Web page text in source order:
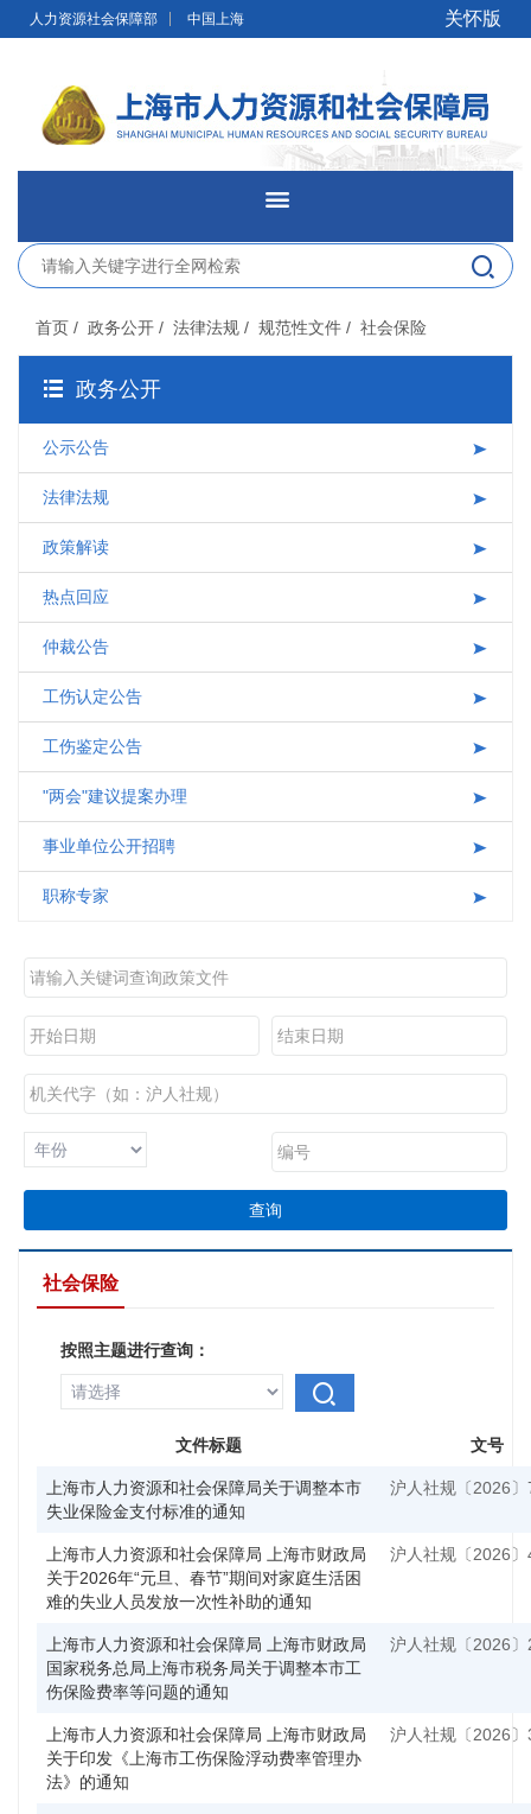
无障碍操作说明 跳转到网站导航区
人力资源社会保障部 中国上海 关怀版
网站首页
新闻发布
首页 / 政务公开 / 法律法规 / 规范性文件 / 社会保险
政务公开
公示公告
法律法规
政策解读
热点回应
仲裁公告
工伤认定公告
工伤鉴定公告
"两会"建议提案办理
事业单位公开招聘
职称专家
查询
社会保险
按照主题进行查询：
文件标题 文号
上海市人力资源和社会保障局关于调整本市
失业保险金支付标准的通知
沪人社规〔2026〕
上海市人力资源和社会保障局 上海市财政局
关于2026年“元旦、春节”期间对家庭生活困
难的失业人员发放一次性补助的通知
沪人社规〔2026〕
上海市人力资源和社会保障局 上海市财政局
国家税务总局上海市税务局关于调整本市工
伤保险费率等问题的通知
沪人社规〔2026〕
上海市人力资源和社会保障局 上海市财政局
关于印发《上海市工伤保险浮动费率管理办
法》的通知
沪人社规〔2026〕